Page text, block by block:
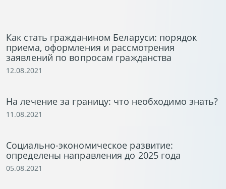
Как стать гражданином Беларуси: порядок
приема, оформления и рассмотрения
заявлений по вопросам гражданства
12.08.2021
На лечение за границу: что необходимо знать?
11.08.2021
Социально-экономическое развитие:
определены направления до 2025 года
05.08.2021